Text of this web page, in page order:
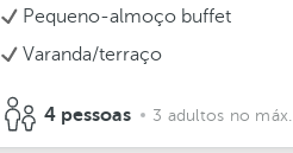
Pequeno-almoço buffet
Varanda/terraço
4 pessoas 3 adultos no máx.